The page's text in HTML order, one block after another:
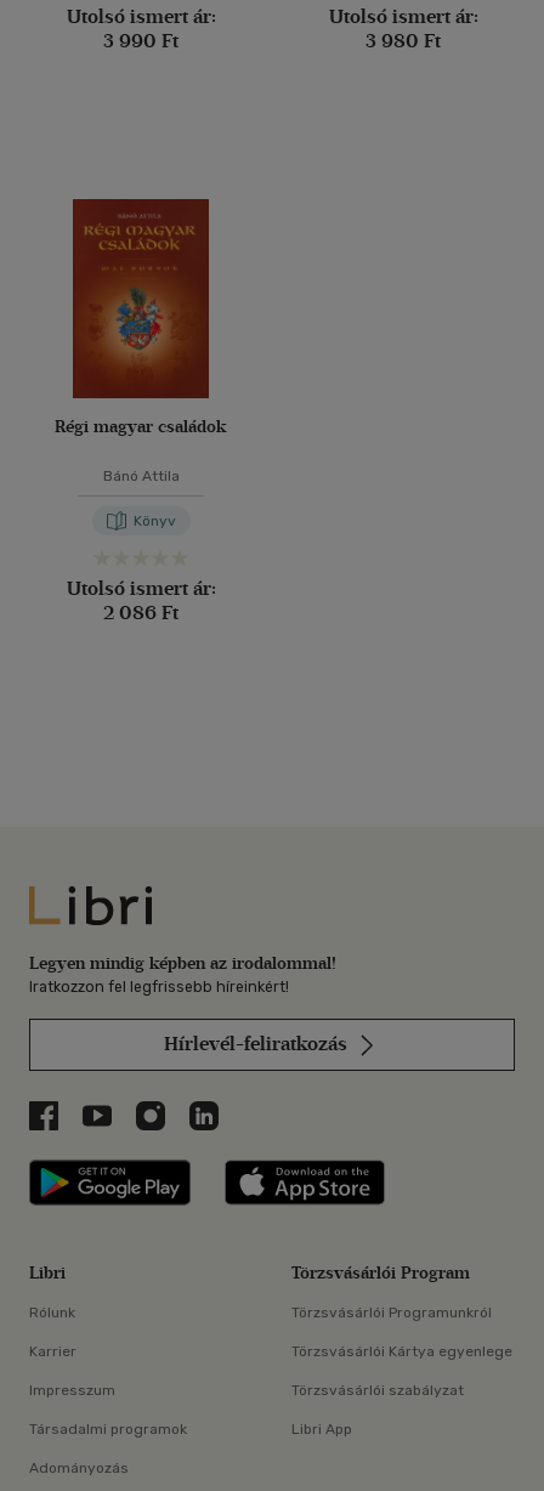
Utolsó ismert ár:
3 990 Ft
Utolsó ismert ár:
3 980 Ft
Régi magyar családok
Bánó Attila
Könyv
Utolsó ismert ár:
2 086 Ft
Libri
Legyen mindig képben az irodalommal!
Iratkozzon fel legfrissebb híreinkért!
Hírlevél-feliratkozás
Libri a Facebookon
Libri a Youtube-on
Libri az Instagramon
Libri a LinkedInen
Libri applikáció Szerezd meg: Google
Libri
Rólunk
Karrier
Impresszum
Társadalmi programok
Adományozás
Törzsvásárlói Program
Törzsvásárlói Programunkról
Törzsvásárlói Kártya egyenlege
Törzsvásárlói szabályzat
Libri App